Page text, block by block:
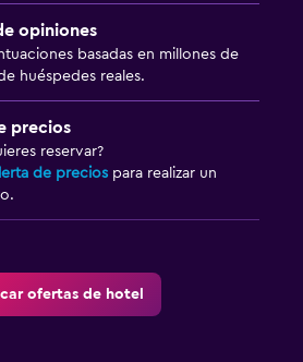
opiniones
basadas en millones de
huéspedes reales.
precios
reservar?
de precios para realizar un
ofertas de hotel